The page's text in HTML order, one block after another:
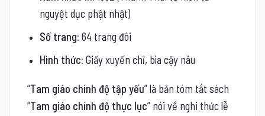
nguyệt dục phật nhật)
Số trang: 64 trang đôi
Hình thức: Giấy xuyến chỉ, bìa cậy nâu
“Tam giáo chính độ tập yếu” là bản tóm tắt sách
“Tam giáo chính độ thực lục” nói về nghi thức lễ